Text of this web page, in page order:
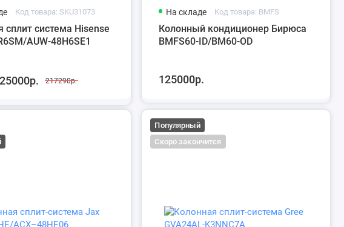
Код товара: SKU31073
сплит система Hisense
AUW-48H6SE1
217290р.
На складе Код товара: BMFS
Колонный кондиционер Бирюса
BMFS60-ID/BM60-OD
125000р.
Популярный
Скоро закончится